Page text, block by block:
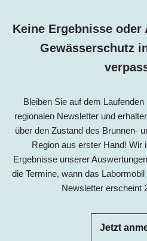
Keine Ergebnisse oder
Gewässerschutz i
Bleiben Sie auf dem
regionalen Newsletter und
über den Zustand des Brunnen-
Region aus erster Hand! Wir
Ergebnisse unserer
die Termine, wann das
Newsletter erscheint
Jetzt